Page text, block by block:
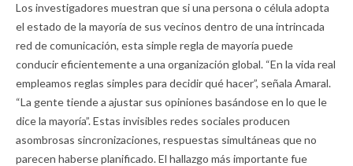
Los investigadores muestran que si una persona o célula adopta
el estado de la mayoría de sus vecinos dentro de una intrincada
red de comunicación, esta simple regla de mayoría puede
conducir eficientemente a una organización global. “En la vida real
empleamos reglas simples para decidir qué hacer”, señala Amaral.
“La gente tiende a ajustar sus opiniones basándose en lo que le
dice la mayoría”. Estas invisibles redes sociales producen
asombrosas sincronizaciones, respuestas simultáneas que no
parecen haberse planificado. El hallazgo más importante fue